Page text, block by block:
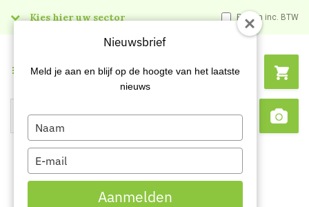
Kies hier uw sector Prijzen inc. BTW
Search
Menu
Nieuwsbrief
Meld je aan en blijf op de hoogte van het laatste
nieuws
Type
your
name
Type
your
email
Aanmelden